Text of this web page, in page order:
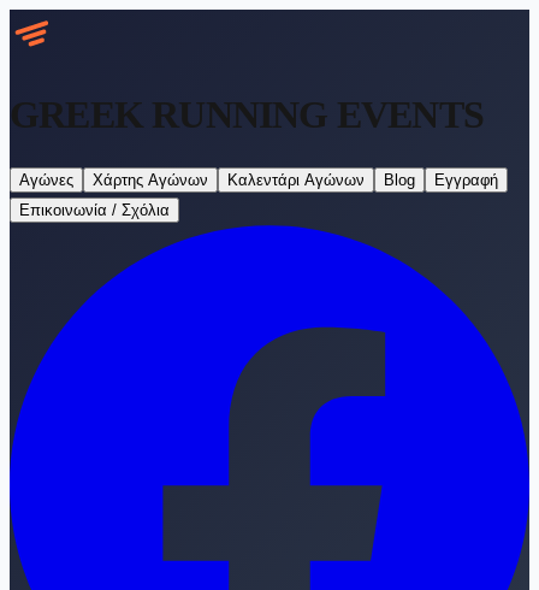
GREEK RUNNING EVENTS
Αγώνες Χάρτης Αγώνων Καλεντάρι Αγώνων Blog
Εγγραφή
Επικοινωνία / Σχόλια